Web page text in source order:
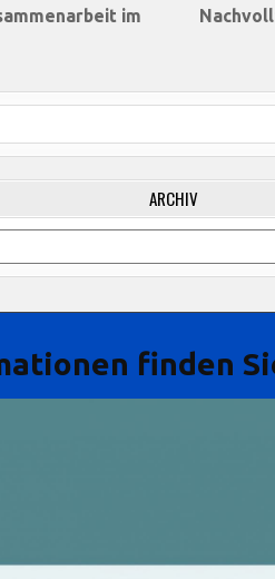
im
ARCHIV
finden